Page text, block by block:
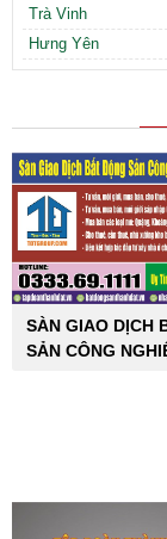
Trà Vinh
Hưng Yên
SÀN GIAO DỊCH
SẢN CÔNG